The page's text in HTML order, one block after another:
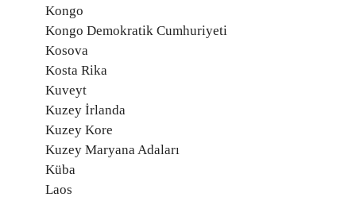
Kongo
Kongo Demokratik Cumhuriyeti
Kosova
Kosta Rika
Kuveyt
Kuzey İrlanda
Kuzey Kore
Kuzey Maryana Adaları
Küba
Laos